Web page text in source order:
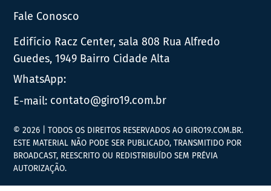
Fale Conosco
Edifício Racz Center, sala 808 Rua Alfredo
Guedes, 1949 Bairro Cidade Alta
WhatsApp:
E-mail: contato@giro19.com.br
© 2026 | TODOS OS DIREITOS RESERVADOS AO GIRO19.COM.BR.
ESTE MATERIAL NÃO PODE SER PUBLICADO, TRANSMITIDO POR
BROADCAST, REESCRITO OU REDISTRIBUÍDO SEM PRÉVIA
AUTORIZAÇÃO.